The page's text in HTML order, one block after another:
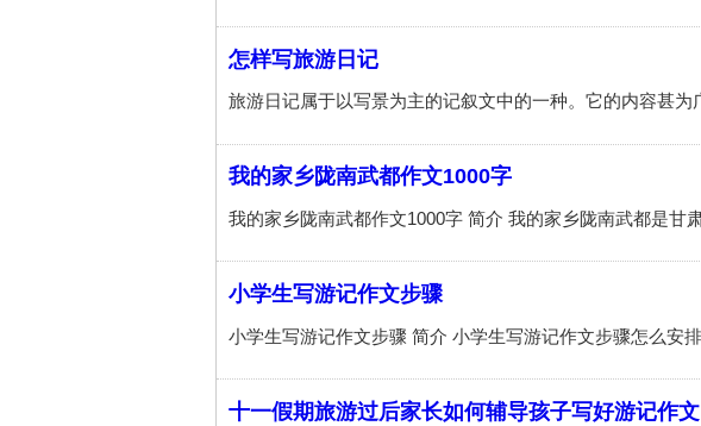
怎样写旅游日记
我的家乡陇南武都作文1000字
小学生写游记作文步骤
十一假期旅游过后家长如何辅导孩子写好游记作文